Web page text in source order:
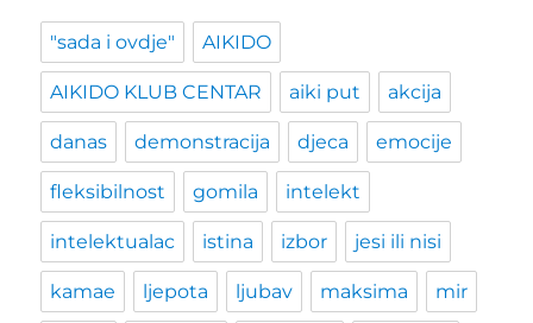
"sada i ovdje" AIKIDO
AIKIDO KLUB CENTAR aiki put akcija
danas demonstracija djeca emocije
fleksibilnost gomila intelekt
intelektualac istina izbor jesi ili nisi
kamae ljepota ljubav maksima mir